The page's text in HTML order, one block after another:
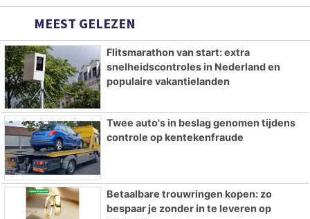
MEEST GELEZEN
Flitsmarathon van start: extra
snelheidscontroles in Nederland en
populaire vakantielanden
Twee auto's in beslag genomen tijdens
controle op kentekenfraude
Betaalbare trouwringen kopen: zo
bespaar je zonder in te leveren op